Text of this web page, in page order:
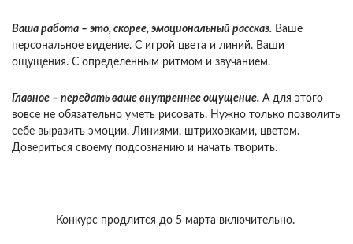
Ваша работа – это, скорее, эмоциональный рассказ. Ваше
персональное видение. С игрой цвета и линий. Ваши
ощущения. С определенным ритмом и звучанием.
Главное – передать ваше внутреннее ощущение. А для этого
вовсе не обязательно уметь рисовать. Нужно только позволить
себе выразить эмоции. Линиями, штриховками, цветом.
Довериться своему подсознанию и начать творить.
Конкурс продлится до 5 марта включительно.